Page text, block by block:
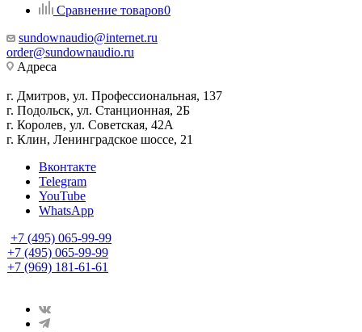
Сравнение товаров0
sundownaudio@internet.ru
order@sundownaudio.ru
Адреса
г. Дмитров, ул. Профессиональная, 137
г. Подольск, ул. Станционная, 2Б
г. Королев, ул. Советская, 42А
г. Клин, Ленинградское шоссе, 21
Вконтакте
Telegram
YouTube
WhatsApp
+7 (495) 065-99-99
+7 (495) 065-99-99
+7 (969) 181-61-61